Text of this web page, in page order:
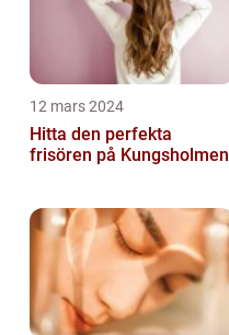
12 mars 2024
Hitta den perfekta
frisören på Kungsholmen